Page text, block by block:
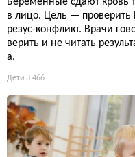
Беременные сдают кровь
в лицо. Цель —
резус-конфликт. Врачи
верить и не читать
а.
Дети 3 466